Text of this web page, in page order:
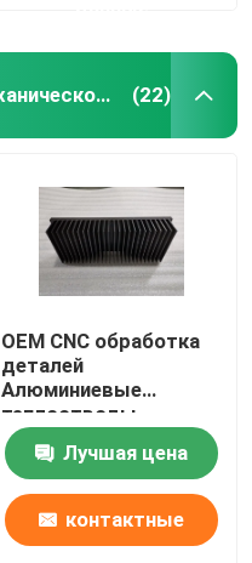
Части CNC подвергая механической обработке (22)
OEM CNC обработка
деталей
Алюминиевые
теплоотводы
Электропластика
Лучшая цена
контактные